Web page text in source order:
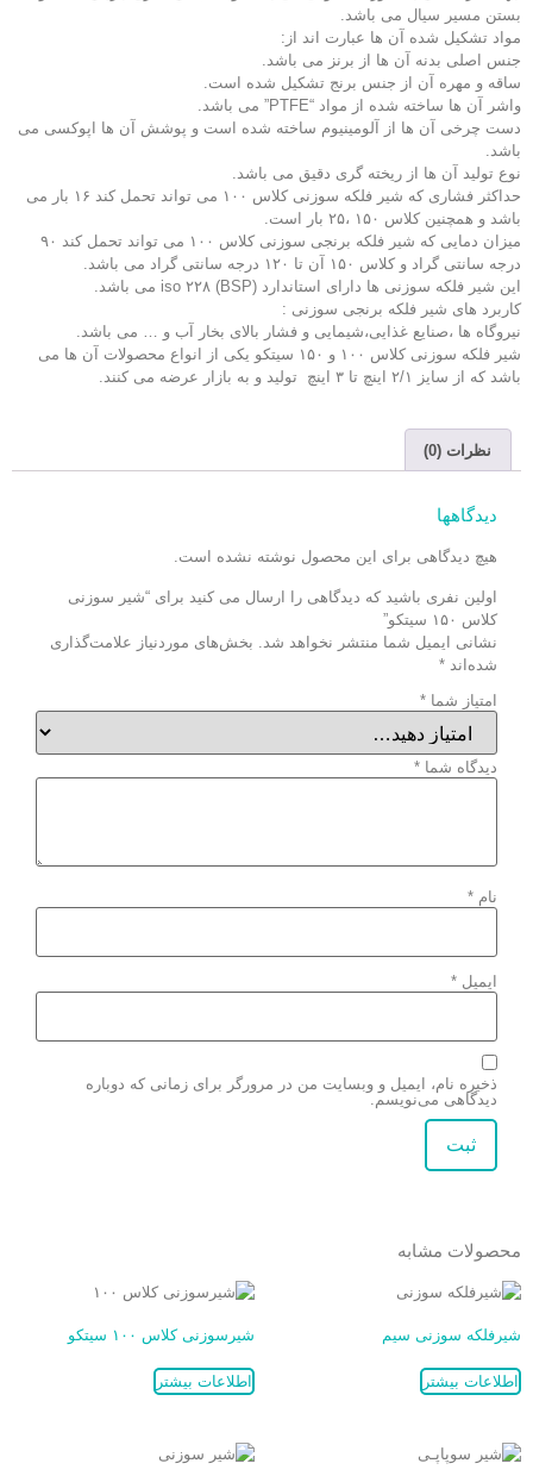
بستن مسیر سیال می باشد.
مواد تشکیل شده آن ها عبارت اند از:
جنس اصلی بدنه آن ها از برنز می باشد.
ساقه و مهره آن از جنس برنج تشکیل شده است.
واشر آن ها ساخته شده از مواد “PTFE” می باشد.
دست چرخی آن ها از آلومینیوم ساخته شده است و پوشش آن ها اپوکسی می
باشد.
نوع تولید آن ها از ریخته گری دقیق می باشد.
حداکثر فشاری که شیر فلکه سوزنی کلاس ۱۰۰ می تواند تحمل کند ۱۶ بار می
باشد و همچنین کلاس ۱۵۰ ،۲۵ بار است.
میزان دمایی که شیر فلکه برنجی سوزنی کلاس ۱۰۰ می تواند تحمل کند ۹۰
درجه سانتی گراد و کلاس ۱۵۰ آن تا ۱۲۰ درجه سانتی گراد می باشد.
این شیر فلکه سوزنی ها دارای استاندارد iso ۲۲۸ (BSP) می باشد.
کاربرد های شیر فلکه برنجی سوزنی :
نیروگاه ها ،صنایع غذایی،شیمایی و فشار بالای بخار آب و … می باشد.
شیر فلکه سوزنی کلاس ۱۰۰ و ۱۵۰ سیتکو یکی از انواع محصولات آن ها می
باشد که از سایز ۲/۱ اینچ تا ۳ اینچ تولید و به بازار عرضه می کنند.
نظرات (0)
دیدگاهها
هیچ دیدگاهی برای این محصول نوشته نشده است.
اولین نفری باشید که دیدگاهی را ارسال می کنید برای “شیر سوزنی
کلاس ۱۵۰ سیتکو”
نشانی ایمیل شما منتشر نخواهد شد.
بخش‌های موردنیاز علامت‌گذاری
شده‌اند *
امتیاز شما *
دیدگاه شما *
نام *
ایمیل *
ذخیره نام، ایمیل و وبسایت من در مرورگر برای زمانی که دوباره
دیدگاهی می‌نویسم.
محصولات مشابه
شیرفلکه سوزنی سیم
اطلاعات بیشتر
شیرسوزنی کلاس ۱۰۰ سیتکو
اطلاعات بیشتر